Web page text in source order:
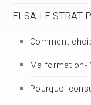
ELSA LE STRAT
Comment
Ma formation-
Pourquoi